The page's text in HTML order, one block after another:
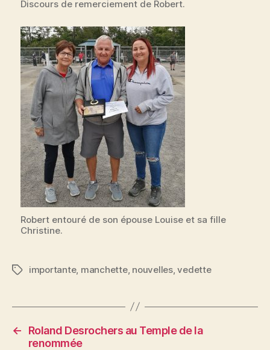
Discours de remerciement de Robert.
Robert entouré de son épouse Louise et sa fille
Christine.
Étiquettes
importante, manchette, nouvelles,vedette
←
Roland Desrochers au Temple de la
renommée